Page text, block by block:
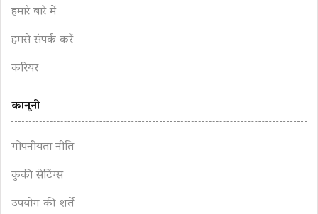
हमारे बारे में
हमसे संपर्क करें
करियर
कानूनी
गोपनीयता नीति
कुकी सेटिंग्स
उपयोग की शर्तें